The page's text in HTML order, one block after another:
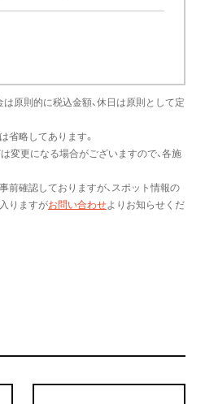
原則的に税込金額、休日は原則として定
省略してあります。
は変更になる場合がございますので、各施
確認しておりますが、スポット情報の
りますがお問い合わせよりお知らせくだ